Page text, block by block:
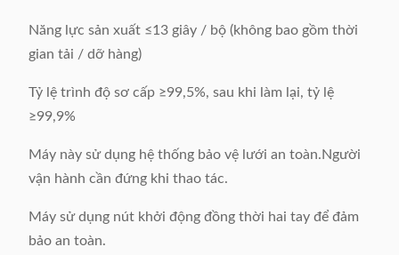
Năng lực sản xuất ≤13 giây / bộ (không bao gồm thời
gian tải / dỡ hàng)
Tỷ lệ trình độ sơ cấp ≥99,5%, sau khi làm lại, tỷ lệ
≥99,9%
Máy này sử dụng hệ thống bảo vệ lưới an toàn.Người
vận hành cần đứng khi thao tác.
Máy sử dụng nút khởi động đồng thời hai tay để đảm
bảo an toàn.